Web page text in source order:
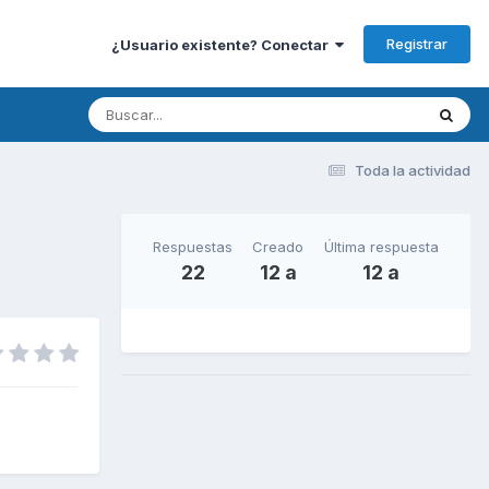
¿Usuario existente? Conectar Registrar
Toda la actividad
Respuestas
22
Creado
12 a
Última respuesta
12 a